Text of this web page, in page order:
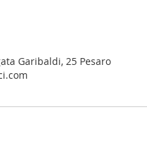
Garibaldi, 25 Pesaro